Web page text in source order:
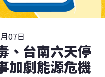
07日
、台南六天停
加劇能源危機